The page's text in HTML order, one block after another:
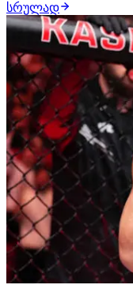
მებრძოლი: საღამოს
გავაშელიშვილის
ბიკო, უფრო ადრე
ბაჩუკ…
სრულად